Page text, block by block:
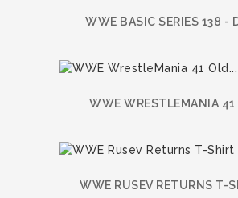
WWE BASIC SERIES 138 -
WWE WRESTLEMANIA 41
WWE RUSEV RETURNS T-